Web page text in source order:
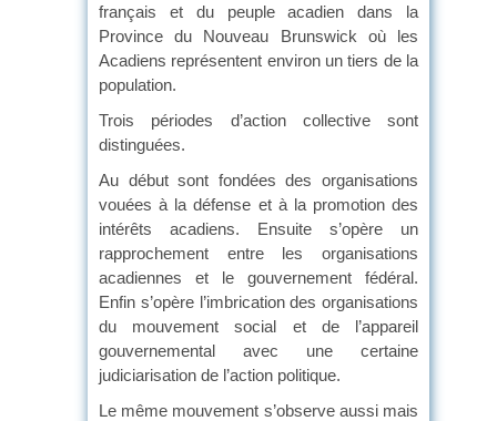
français et du peuple acadien dans la
Province du Nouveau Brunswick où les
Acadiens représentent environ un tiers de la
population.
Trois périodes d’action collective sont
distinguées.
Au début sont fondées des organisations
vouées à la défense et à la promotion des
intérêts acadiens. Ensuite s’opère un
rapprochement entre les organisations
acadiennes et le gouvernement fédéral.
Enfin s’opère l’imbrication des organisations
du mouvement social et de l’appareil
gouvernemental avec une certaine
judiciarisation de l’action politique.
Le même mouvement s’observe aussi mais